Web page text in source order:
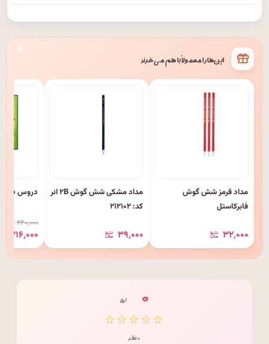
این‌ها را معمولاً با هم می‌خرند
مداد قرمز شش گوش
فابرکاستل
۳۲٬۰۰۰
مداد مشکی شش گوش ۲B انر
کد: ۲۱۲۱۰۲
۳۹٬۰۰۰
دروس
۲۴۰٬۰۰۰
۲۱۶٬۰۰۰
۰ / ۵
☆☆☆☆☆
۰ نظر